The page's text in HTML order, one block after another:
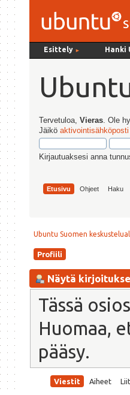
Esittely ► Hanki
Tervetuloa,Vieras . Ole
Jäiköaktivointisähköposti
Kirjautuaksesi anna
Etusivu Ohjeet Haku
Ubuntu Suomen
Profiili
Näytä
Tässä
Huomaa,
pääsy.
Viestit Aiheet